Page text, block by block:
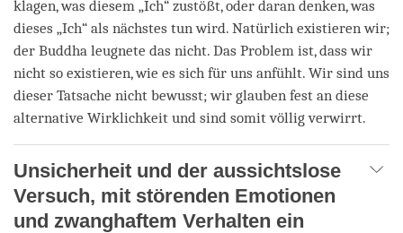
klagen, was diesem „Ich“ zustößt, oder daran denken, was
dieses „Ich“ als nächstes tun wird. Natürlich existieren wir;
der Buddha leugnete das nicht. Das Problem ist, dass wir
nicht so existieren, wie es sich für uns anfühlt. Wir sind uns
dieser Tatsache nicht bewusst; wir glauben fest an diese
alternative Wirklichkeit und sind somit völlig verwirrt.
Unsicherheit und der aussichtslose
Versuch, mit störenden Emotionen
und zwanghaftem Verhalten ein